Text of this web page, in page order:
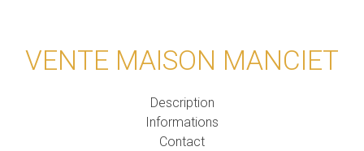
VENTE MAISON MANCIET
Description
Informations
Contact